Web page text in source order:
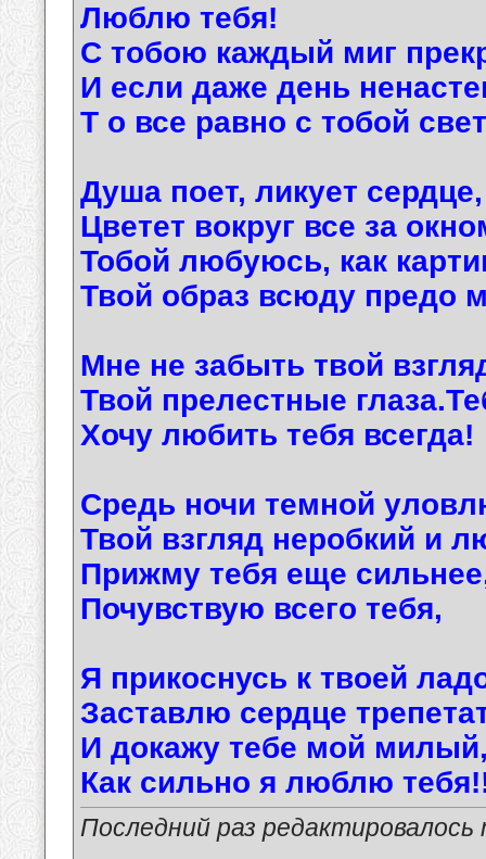
Люблю тебя!
С тобою каждый миг
И если даже день
Т о все равно с тобой
Душа поет, ликует сердце,
Цветет вокруг все за
Тобой любуюсь, как
Твой образ всюду предо
Мне не забыть твой
Твой прелестные
Хочу любить тебя всегда!
Средь ночи темной
Твой взгляд неробкий и
Прижму тебя еще
Почувствую всего тебя,
Я прикоснусь к твоей
Заставлю сердце
И докажу тебе мой
Как сильно я люблю
Последний раз